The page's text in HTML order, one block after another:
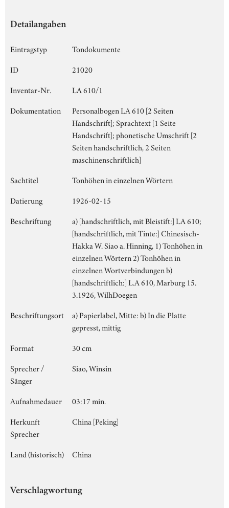
Detailangaben
Eintragstyp
Tondokumente
ID
21020
Inventar-Nr.
LA 610/1
Dokumentation
Personalbogen LA 610 [2 Seiten
Handschrift]; Sprachtext [1 Seite
Handschrift]; phonetische Umschrift [2
Seiten handschriftlich, 2 Seiten
maschinenschriftlich]
Sachtitel
Tonhöhen in einzelnen Wörtern
Datierung
1926-02-15
Beschriftung
a) [handschriftlich, mit Bleistift:] LA 610;
[handschriftlich, mit Tinte:] Chinesisch-
Hakka W. Siao a. Hinning, 1) Tonhöhen in
einzelnen Wörtern 2) Tonhöhen in
einzelnen Wortverbindungen b)
[handschriftlich:] L.A 610, Marburg 15.
3.1926, WilhDoegen
Beschriftungsort
a) Papierlabel, Mitte: b) In die Platte
gepresst, mittig
Format
30 cm
Sprecher /
Sänger
Siao, Winsin
Aufnahmedauer
03:17 min.
Herkunft
Sprecher
China [Peking]
Land (historisch) China
Verschlagwortung